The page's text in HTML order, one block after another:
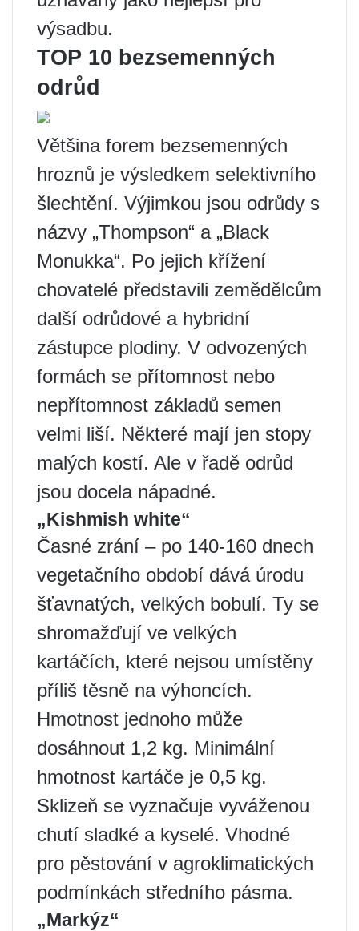
výsadbu.
TOP 10 bezsemenných
odrůd
Většina forem bezsemenných
hroznů je výsledkem selektivního
šlechtění. Výjimkou jsou odrůdy s
názvy „Thompson“ a „Black
Monukka“. Po jejich křížení
chovatelé představili zemědělcům
další odrůdové a hybridní
zástupce plodiny. V odvozených
formách se přítomnost nebo
nepřítomnost základů semen
velmi liší. Některé mají jen stopy
malých kostí. Ale v řadě odrůd
jsou docela nápadné.
„Kishmish white“
Časné zrání – po 140-160 dnech
vegetačního období dává úrodu
šťavnatých, velkých bobulí. Ty se
shromažďují ve velkých
kartáčích, které nejsou umístěny
příliš těsně na výhoncích.
Hmotnost jednoho může
dosáhnout 1,2 kg. Minimální
hmotnost kartáče je 0,5 kg.
Sklizeň se vyznačuje vyváženou
chutí sladké a kyselé. Vhodné
pro pěstování v agroklimatických
podmínkách středního pásma.
„Markýz“